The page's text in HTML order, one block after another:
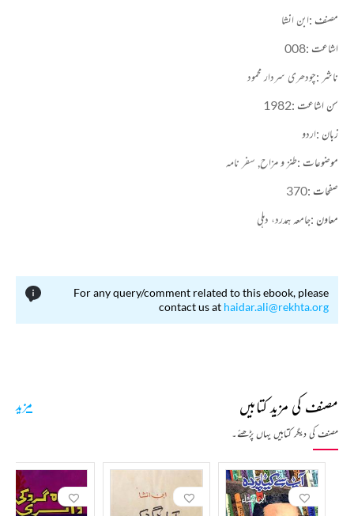
الحق،صفحہ:205
مصنف :ابن انشا
اشاعت :008
ناشر :چودھری سردار محمود
سن اشاعت :1982
زبان :اردو
موضوعات :طنز و مزاح, سفر نامہ
صفحات :370
معاون :جامعہ ہمدرد، دہلی
For any query/comment related to this ebook, please
contact us at haidar.ali@rekhta.org
مصنف کی مزید کتابیں
مصنف کی دیگر کتابیں یہاں پڑھئے۔
مزید